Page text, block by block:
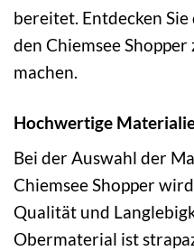
bereitet. Entdecken
den Chiemsee
machen.
Hochwertige
Bei der Auswahl der
Chiemsee Shopper
Qualität und
Obermaterial ist